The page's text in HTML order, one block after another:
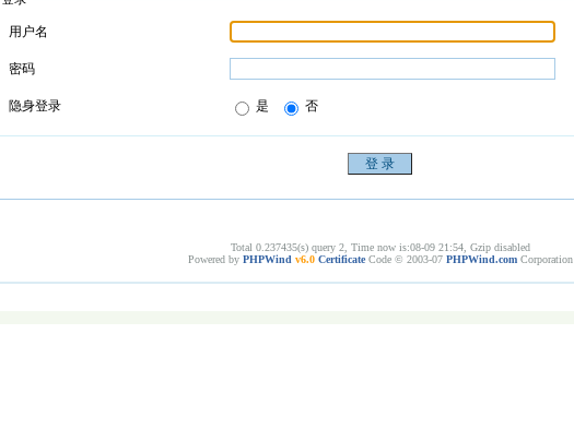
用户名
密码
隐身登录 是 否
Total 0.237435(s) query 2, Time now is:08-09 21:54, Gzip disabled
Powered by PHPWind v6.0 Certificate Code © 2003-07 PHPWind.com Corporation